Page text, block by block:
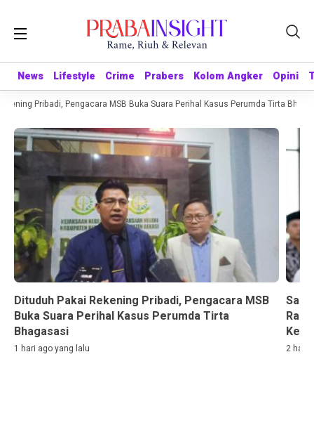
News Lifestyle Crime Prabers Kolom Angker Opini
News Lifestyle Crime Prabers Kolom Angker Opini
Pribadi, Pengacara MSB Buka Suara Perihal Kasus Perumda Tirta
Dituduh Pakai Rekening Pribadi, Pengacara MSB
Buka Suara Perihal Kasus Perumda Tirta
Bhagasasi
1 hari ago yang lalu 2 hari